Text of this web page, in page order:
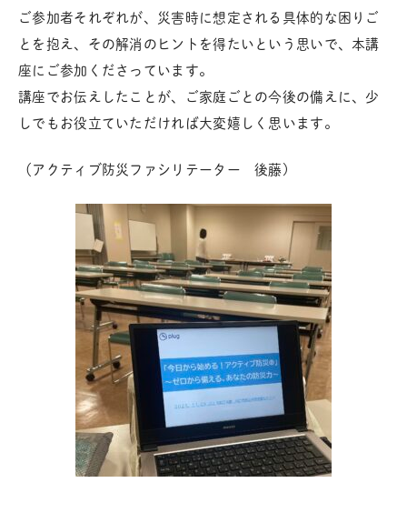
ご参加者それぞれが、災害時に想定される具体的な困りご
とを抱え、その解消のヒントを得たいという思いで、本講
座にご参加くださっています。
講座でお伝えしたことが、ご家庭ごとの今後の備えに、少
しでもお役立ていただければ大変嬉しく思います。
（ アクティブ防災ファシリテーター 後藤)